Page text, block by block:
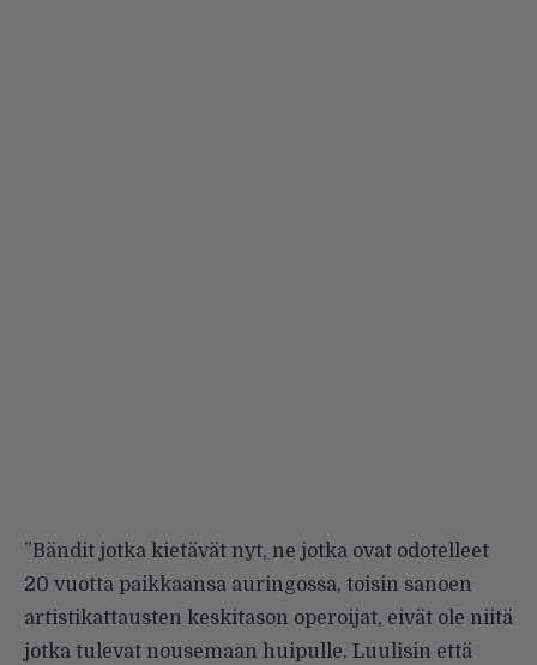
”Bändit jotka kietävät nyt, ne jotka ovat odotelleet
20 vuotta paikkaansa auringossa, toisin sanoen
artistikattausten keskitason operoijat, eivät ole niitä
jotka tulevat nousemaan huipulle. Luulisin että